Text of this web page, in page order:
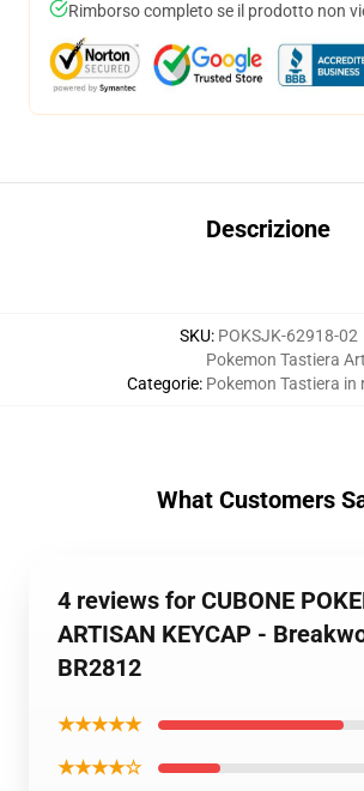
Rimborso completo se il prodotto non
Descrizione
SKU: POKSJK-62918-02
Categorie:
Pokemon Tastiera
Pokemon Tastiera in
What Customers
4 reviews for CUBONE
ARTISAN KEYCAP -
BR2812
★★★★★
★★★★☆